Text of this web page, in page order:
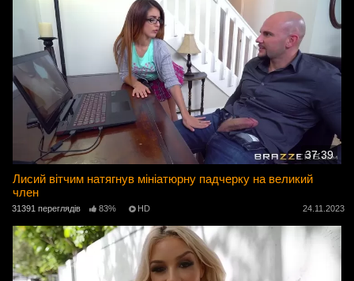
37:39
Лисий вітчим натягнув мініатюрну падчерку на великий
член
31391 переглядів 83% HD 24.11.2023